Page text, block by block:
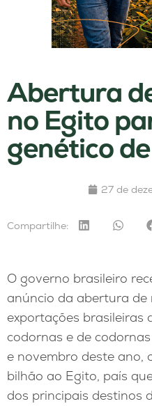
Abertura
no Egito
genético
27 de
Compartilhe:
O governo brasileiro
anúncio da abertura
exportações brasileiras
codornas e de
e novembro deste ano,
bilhão ao Egito, país
dos principais destinos